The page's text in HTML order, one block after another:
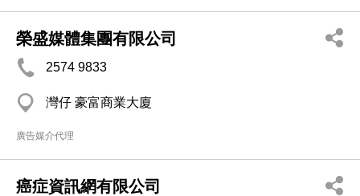
榮盛媒體集團有限公司
2574 9833
灣仔 豪富商業大廈
廣告媒介代理
癌症資訊網有限公司